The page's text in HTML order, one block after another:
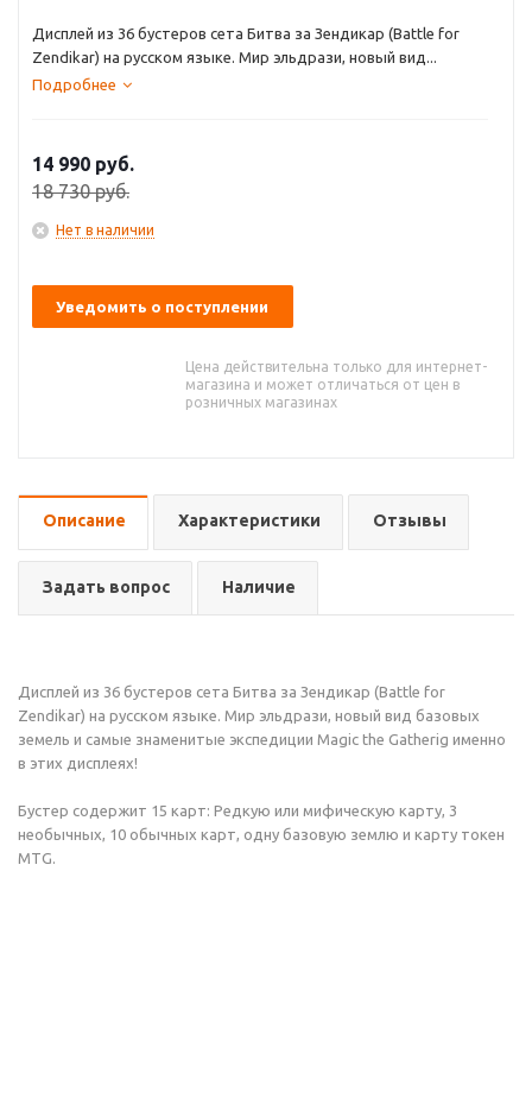
Дисплей из 36 бустеров сета Битва за Зендикар (Battle for
Zendikar) на русском языке. Мир эльдрази, новый вид...
Подробнее
14 990 руб.
18 730руб.
Нет в наличии
Уведомить о поступлении
Цена действительна только для интернет-
магазина и может отличаться от цен в
розничных магазинах
Описание Характеристики Отзывы
Задать вопрос Наличие
Дисплей из 36 бустеров сета Битва за Зендикар (Battle for
Zendikar) на русском языке. Мир эльдрази, новый вид базовых
земель и самые знаменитые экспедиции Magic the Gatherig именно
в этих дисплеях!
Бустер содержит 15 карт: Редкую или мифическую карту, 3
необычных, 10 обычных карт, одну базовую землю и карту токен
MTG.